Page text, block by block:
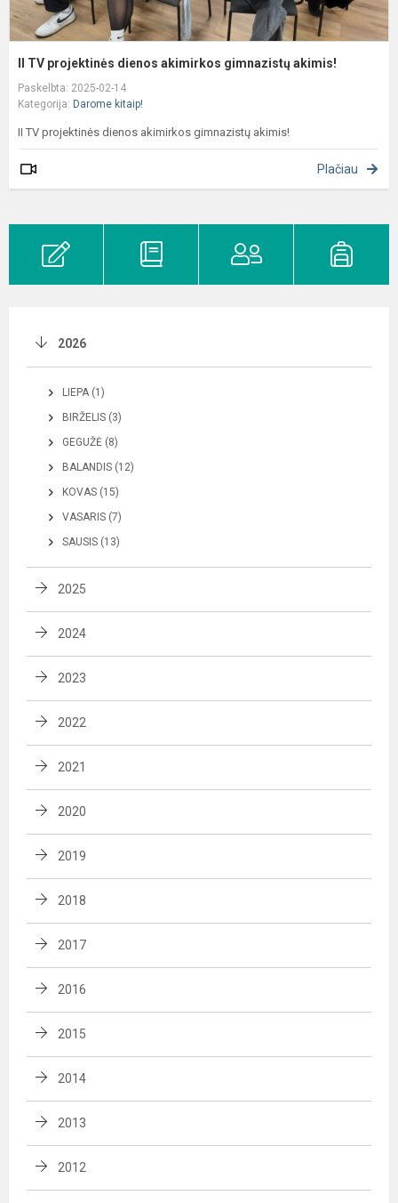
II TV projektinės dienos akimirkos gimnazistų akimis!
Paskelbta: 2025-02-14
Kategorija: Darome kitaip!
II TV projektinės dienos akimirkos gimnazistų akimis!
Plačiau
2026
LIEPA (1)
BIRŽELIS (3)
GEGUŽĖ (8)
BALANDIS (12)
KOVAS (15)
VASARIS (7)
SAUSIS (13)
2025
2024
2023
2022
2021
2020
2019
2018
2017
2016
2015
2014
2013
2012